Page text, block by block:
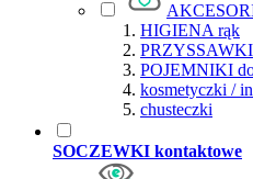
HIGIENA rąk
PRZYSSAWKI
POJEMNIKI
kosmetyczki /
chusteczki
SOCZEWKI kontaktowe